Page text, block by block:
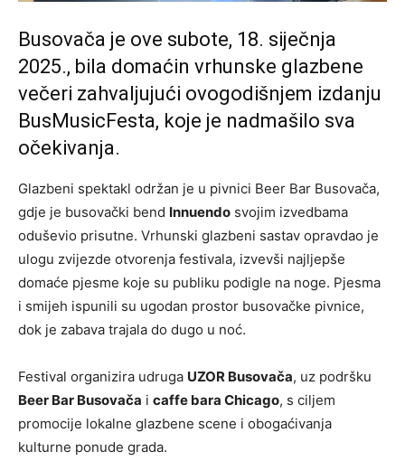
Busovača je ove subote, 18. siječnja
2025., bila domaćin vrhunske glazbene
večeri zahvaljujući ovogodišnjem izdanju
BusMusicFesta, koje je nadmašilo sva
očekivanja.
Glazbeni spektakl održan je u pivnici Beer Bar Busovača,
gdje je busovački bend Innuendo svojim izvedbama
oduševio prisutne. Vrhunski glazbeni sastav opravdao je
ulogu zvijezde otvorenja festivala, izvevši najljepše
domaće pjesme koje su publiku podigle na noge. Pjesma
i smijeh ispunili su ugodan prostor busovačke pivnice,
dok je zabava trajala do dugo u noć.
Festival organizira udruga UZOR Busovača, uz podršku
Beer Bar Busovača i caffe bara Chicago, s ciljem
promocije lokalne glazbene scene i obogaćivanja
kulturne ponude grada.